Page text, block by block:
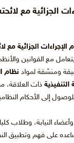
الجزائية مع
الجزائية مع
مع القوانين
ومنسّقة لمواد نظام
التنفيذية ذات العلاقة،
إلى الأحكام
وأعضاء النيابة، وطلاب
على فهم وتطبيق